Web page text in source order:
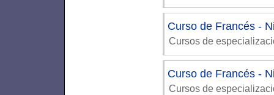
Curso de Francés -
Cursos de
Curso de Francés -
Cursos de